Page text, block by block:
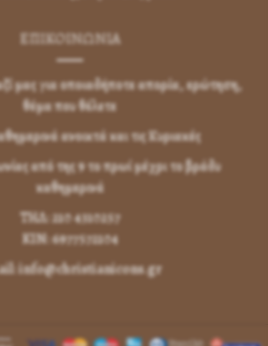
ΕΠΙΚΟΙΝΩΝΊΑ
μας για οποιαδήποτε απορία, ερώτηση,
θέμα που θέλετε
ανοικτά και τις Κυριακές
από της 9 το πρωί μέχρι το βράδυ
καθημερινά
ΤΗΛ: 210 4310257
KIN: 6977572104
info@christianicons.gr